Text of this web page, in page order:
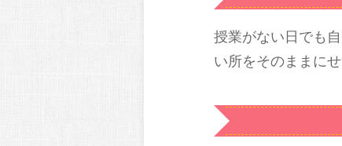
授業がない日でも
い所をそのままに